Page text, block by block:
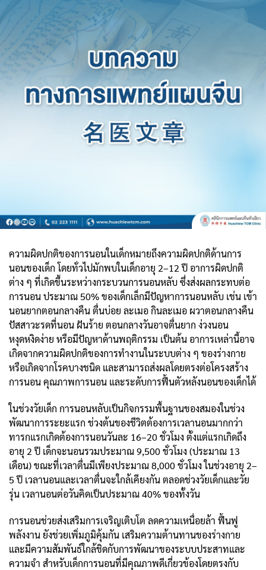
ความผิดปกติของการนอนในเด็กหมายถึงความผิดปกติด้านการ
นอนของเด็ก โดยทั่วไปมักพบในเด็กอายุ 2–12 ปี อาการผิดปกติ
ต่าง ๆ ที่เกิดขึ้นระหว่างกระบวนการนอนหลับ ซึ่งส่งผลกระทบต่อ
การนอน ประมาณ 50% ของเด็กเล็กมีปัญหาการนอนหลับ เช่น เข้า
นอนยากตอนกลางคืน ตื่นบ่อย ละเมอ กินละเมอ ผวาตอนกลางคืน
ปัสสาวะรดที่นอน ฝันร้าย ตอนกลางวันอาจตื่นยาก ง่วงนอน
หงุดหงิดง่าย หรือมีปัญหาด้านพฤติกรรม เป็นต้น อาการเหล่านี้อาจ
เกิดจากความผิดปกติของการทำงานในระบบต่าง ๆ ของร่างกาย
หรือเกิดจากโรคบางชนิด และสามารถส่งผลโดยตรงต่อโครงสร้าง
การนอน คุณภาพการนอน และระดับการฟื้นตัวหลังนอนของเด็กได้
ในช่วงวัยเด็ก การนอนหลับเป็นกิจกรรมพื้นฐานของสมองในช่วง
พัฒนาการระยะแรก ช่วงต้นของชีวิตต้องการเวลานอนมากกว่า
ทารกแรกเกิดต้องการนอนวันละ 16–20 ชั่วโมง ตั้งแต่แรกเกิดถึง
อายุ 2 ปี เด็กจะนอนรวมประมาณ 9,500 ชั่วโมง (ประมาณ 13
เดือน) ขณะที่เวลาตื่นมีเพียงประมาณ 8,000 ชั่วโมง ในช่วงอายุ 2–
5 ปี เวลานอนและเวลาตื่นจะใกล้เคียงกัน ตลอดช่วงวัยเด็กและวัย
รุ่น เวลานอนต่อวันคิดเป็นประมาณ 40% ของทั้งวัน
การนอนช่วยส่งเสริมการเจริญเติบโต ลดความเหนื่อยล้า ฟื้นฟู
พลังงาน ยังช่วยเพิ่มภูมิคุ้มกัน เสริมความต้านทานของร่างกาย
และมีความสัมพันธ์ใกล้ชิดกับการพัฒนาของระบบประสาทและ
ความจำ สำหรับเด็กการนอนที่มีคุณภาพดีเกี่ยวข้องโดยตรงกับ